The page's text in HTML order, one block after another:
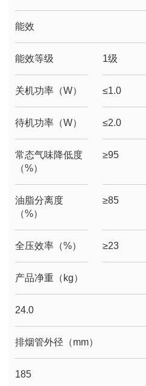
能效
能效等级 1级
关机功率（W） ≤1.0
待机功率（W） ≤2.0
常态气味降低度
（%）
≥95
油脂分离度
（%）
≥85
全压效率（%） ≥23
产品净重（kg）
24.0
排烟管外径（mm）
185